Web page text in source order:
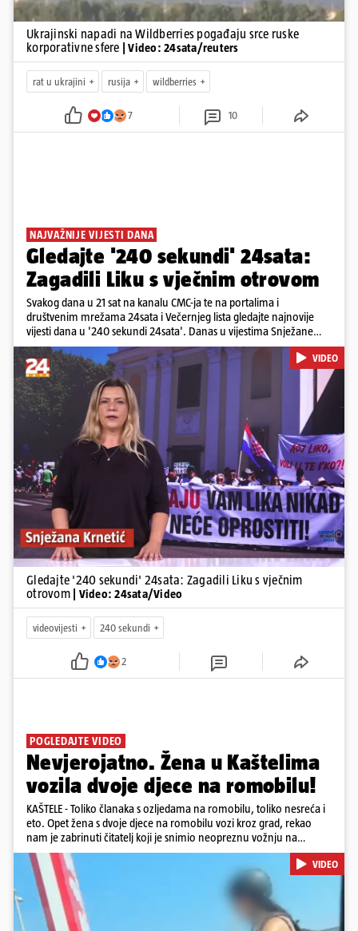
Ukrajinski napadi na Wildberries pogađaju srce ruske
korporativne sfere
| Video: 24sata/reuters
rat u ukrajini rusija wildberries
7 10
NAJVAŽNIJE VIJESTI DANA
Gledajte '240 sekundi' 24sata:
Zagadili Liku s vječnim otrovom
Svakog dana u 21 sat na kanalu CMC-ja te na portalima i
društvenim mrežama 24sata i Večernjeg lista gledajte najnovije
vijesti dana u '240 sekundi 24sata'. Danas u vijestima Snježane
Krnetić: Lika teško zagađena s 37.000 tona opasnog otpada, Troje
poginulih u nesreći u Zagrebu, Uhićen načelnik Svetog Ivana
Žabna, Borba za život Denisa Vejzovića, Krajaču režu ovlasti: Slijedi
otkaz...
Pokretanje videa...
VIDEO
Gledajte '240 sekundi' 24sata: Zagadili Liku s vječnim
otrovom
| Video: 24sata/Video
videovijesti 240 sekundi
2
POGLEDAJTE VIDEO
Nevjerojatno. Žena u Kaštelima
vozila dvoje djece na romobilu!
KAŠTELE - Toliko članaka s ozljedama na romobilu, toliko nesreća i
eto. Opet žena s dvoje djece na romobilu vozi kroz grad, rekao
nam je zabrinuti čitatelj koji je snimio neopreznu vožnju na
romobilu u četvrtak prijepodne kroz Kaštele. Podsjetimo, mjesec i
pol od smrti dječaka (14) u Metkoviću, pad s električnog romobila
odnio je još jedan mladi život. Unatoč naporima liječnika KBC-a
Zagreb, u ponedjeljak maloljetnik je podlegao ozljedama
zadobivenima u padu s romobila.
VIDEO